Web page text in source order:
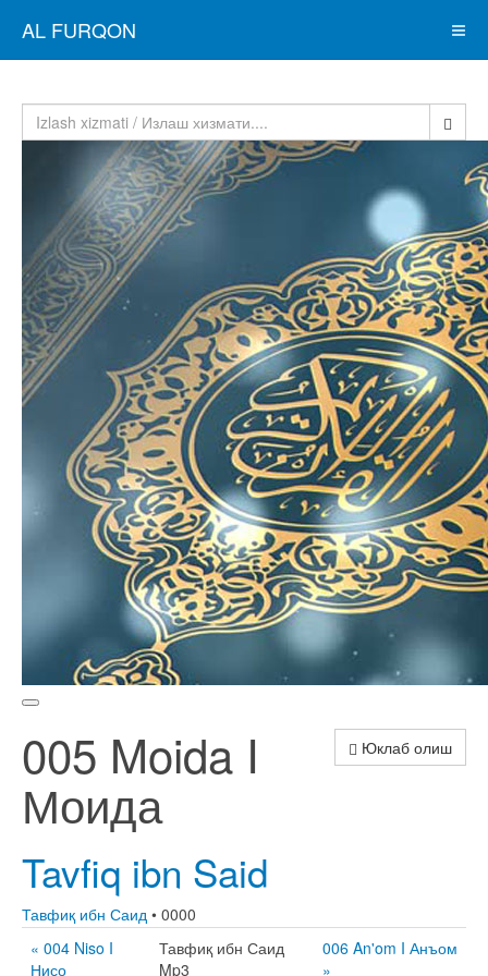
AL FURQON
Юклаб олиш
005 Moida I
Моида
Tavfiq ibn Said
Тавфиқ ибн Саид • 0000
« 004 Niso I
Нисо
Тавфиқ ибн Саид
Mp3
006 An'om I Анъом
»